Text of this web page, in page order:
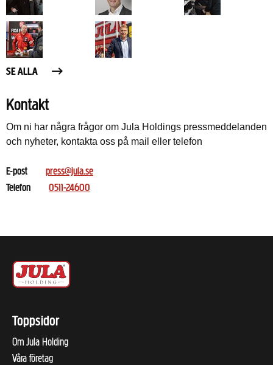
SE ALLA
Kontakt
Om ni har några frågor om Jula Holdings pressmeddelanden
och nyheter, kontakta oss på mail eller telefon
E-post
press@jula.se
Telefon
0511-24600
Toppsidor
Om Jula Holding
Våra företag